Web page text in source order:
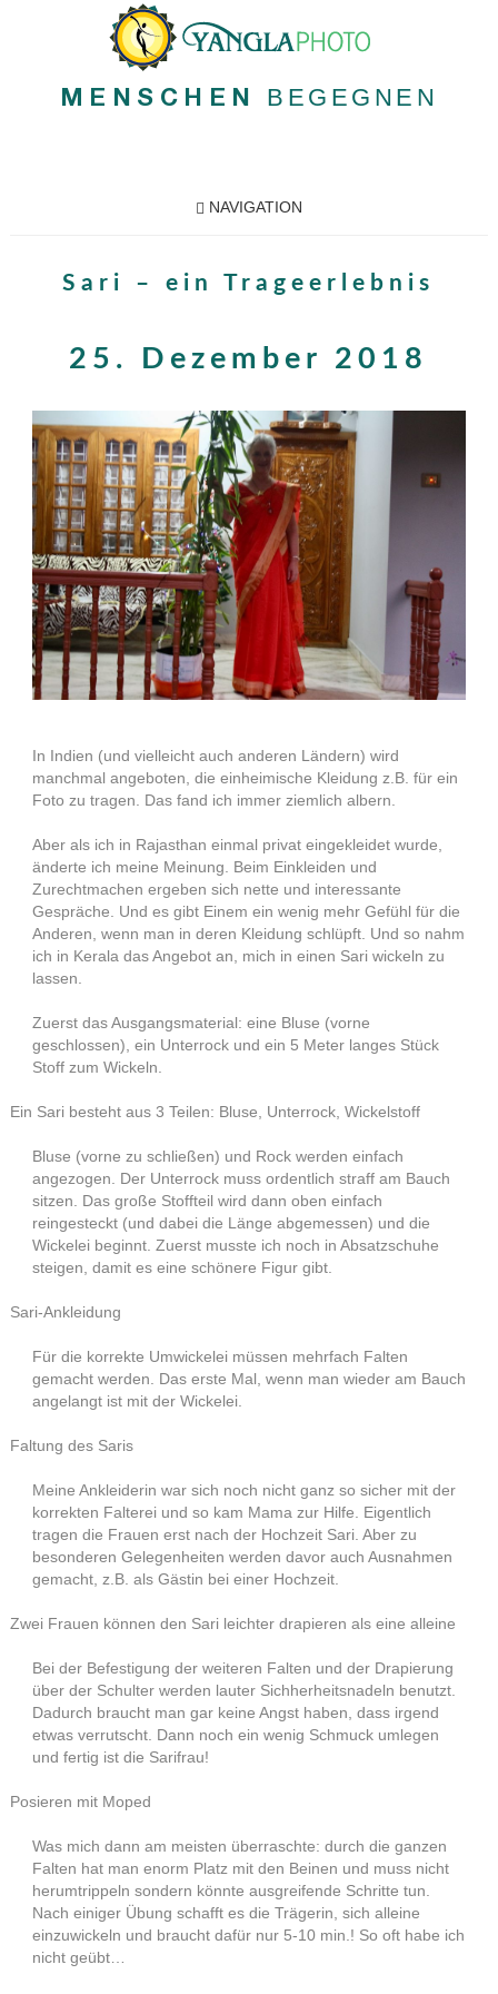
MENSCHEN BEGEGNEN
NAVIGATION
Sari – ein Trageerlebnis
25. Dezember 2018
In Indien (und vielleicht auch anderen Ländern) wird
manchmal angeboten, die einheimische Kleidung z.B. für ein
Foto zu tragen. Das fand ich immer ziemlich albern.
Aber als ich in Rajasthan einmal privat eingekleidet wurde,
änderte ich meine Meinung. Beim Einkleiden und
Zurechtmachen ergeben sich nette und interessante
Gespräche. Und es gibt Einem ein wenig mehr Gefühl für die
Anderen, wenn man in deren Kleidung schlüpft. Und so nahm
ich in Kerala das Angebot an, mich in einen Sari wickeln zu
lassen.
Zuerst das Ausgangsmaterial: eine Bluse (vorne
geschlossen), ein Unterrock und ein 5 Meter langes Stück
Stoff zum Wickeln.
Ein Sari besteht aus 3 Teilen: Bluse, Unterrock, Wickelstoff
Bluse (vorne zu schließen) und Rock werden einfach
angezogen. Der Unterrock muss ordentlich straff am Bauch
sitzen. Das große Stoffteil wird dann oben einfach
reingesteckt (und dabei die Länge abgemessen) und die
Wickelei beginnt. Zuerst musste ich noch in Absatzschuhe
steigen, damit es eine schönere Figur gibt.
Sari-Ankleidung
Für die korrekte Umwickelei müssen mehrfach Falten
gemacht werden. Das erste Mal, wenn man wieder am Bauch
angelangt ist mit der Wickelei.
Faltung des Saris
Meine Ankleiderin war sich noch nicht ganz so sicher mit der
korrekten Falterei und so kam Mama zur Hilfe. Eigentlich
tragen die Frauen erst nach der Hochzeit Sari. Aber zu
besonderen Gelegenheiten werden davor auch Ausnahmen
gemacht, z.B. als Gästin bei einer Hochzeit.
Zwei Frauen können den Sari leichter drapieren als eine alleine
Bei der Befestigung der weiteren Falten und der Drapierung
über der Schulter werden lauter Sichherheitsnadeln benutzt.
Dadurch braucht man gar keine Angst haben, dass irgend
etwas verrutscht. Dann noch ein wenig Schmuck umlegen
und fertig ist die Sarifrau!
Posieren mit Moped
Was mich dann am meisten überraschte: durch die ganzen
Falten hat man enorm Platz mit den Beinen und muss nicht
herumtrippeln sondern könnte ausgreifende Schritte tun.
Nach einiger Übung schafft es die Trägerin, sich alleine
einzuwickeln und braucht dafür nur 5-10 min.! So oft habe ich
nicht geübt…